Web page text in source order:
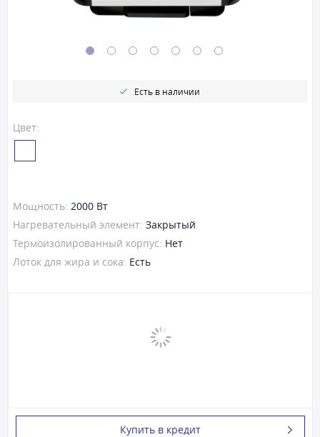
Цвет:
Есть в наличии
Мощность: 2000 Вт
Нагревательный элемент: Закрытый
Термоизолированный корпус: Нет
Лоток для жира и сока: Есть
Купить в кредит